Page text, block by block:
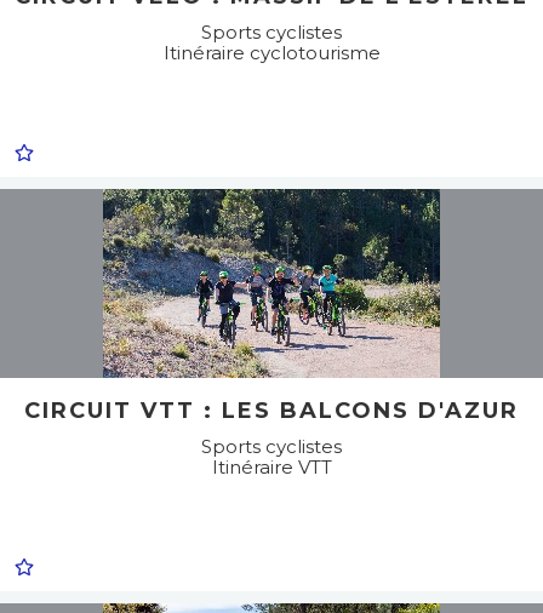
Sports cyclistes
Itinéraire cyclotourisme
CIRCUIT VTT : LES BALCONS D'AZUR
Sports cyclistes
Itinéraire VTT